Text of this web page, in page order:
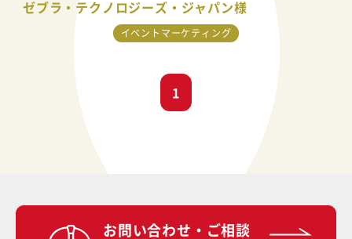
ゼブラ・テクノロジーズ・ジャパン様
イベントマーケティング
1
お問い合わせ・ご相談